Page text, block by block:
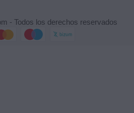
- Todos los derechos reservados